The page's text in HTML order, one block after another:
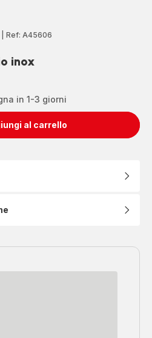
Ref: A45606
inox
in 1-3 giorni
al carrello